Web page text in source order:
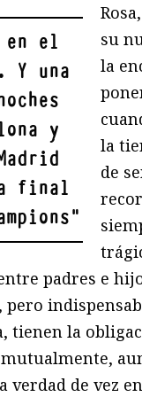
en el
Y una
y
final
"
su
la
la
de
padres e
pero
tienen la
verdad de vez